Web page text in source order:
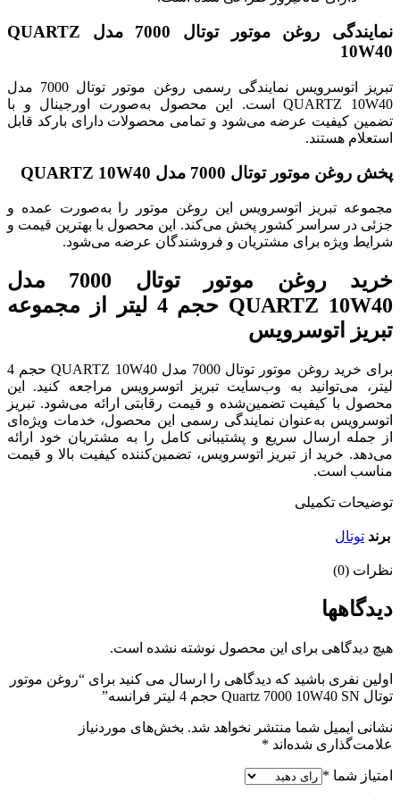
نمایندگی روغن موتور توتال 7000 مدل QUARTZ
10W40
تبریز اتوسرویس نمایندگی رسمی روغن موتور توتال 7000 مدل
QUARTZ 10W40 است. این محصول به‌صورت اورجینال و با
تضمین کیفیت عرضه می‌شود و تمامی محصولات دارای بارکد قابل
استعلام هستند.
پخش روغن موتور توتال 7000 مدل QUARTZ 10W40
مجموعه تبریز اتوسرویس این روغن موتور را به‌صورت عمده و
جزئی در سراسر کشور پخش می‌کند. این محصول با بهترین قیمت و
شرایط ویژه برای مشتریان و فروشندگان عرضه می‌شود.
خرید روغن موتور توتال 7000 مدل
QUARTZ 10W40 حجم 4 لیتر از مجموعه
تبریز اتوسرویس
برای خرید روغن موتور توتال 7000 مدل QUARTZ 10W40 حجم 4
لیتر، می‌توانید به وب‌سایت تبریز اتوسرویس مراجعه کنید. این
محصول با کیفیت تضمین‌شده و قیمت رقابتی ارائه می‌شود. تبریز
اتوسرویس به‌عنوان نمایندگی رسمی این محصول، خدمات ویژه‌ای
از جمله ارسال سریع و پشتیبانی کامل را به مشتریان خود ارائه
می‌دهد. خرید از تبریز اتوسرویس، تضمین‌کننده کیفیت بالا و قیمت
مناسب است.
توضیحات تکمیلی
برند توتال
نظرات (0)
دیدگاهها
هیچ دیدگاهی برای این محصول نوشته نشده است.
اولین نفری باشید که دیدگاهی را ارسال می کنید برای “روغن موتور
توتال Quartz 7000 10W40 SN حجم 4 لیتر فرانسه”
نشانی ایمیل شما منتشر نخواهد شد. بخش‌های موردنیاز
علامت‌گذاری شده‌اند *
امتیاز شما *